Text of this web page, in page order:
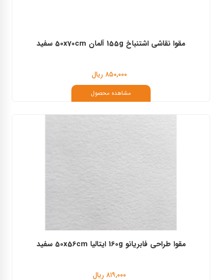
مقوا نقاشی اشتنباخ 155g آلمان 50x70cm سفید
۸۵۰,۰۰۰ ریال
مشاهده محصول
مقوا طراحی فابریانو 160g ایتالیا 50x56cm سفید
۸۱۹,۰۰۰ ریال